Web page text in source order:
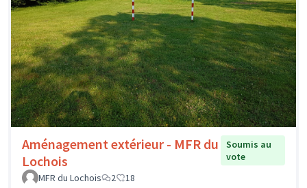
Aménagement extérieur - MFR du
Lochois
Soumis au
vote
MFR du Lochois
2 18